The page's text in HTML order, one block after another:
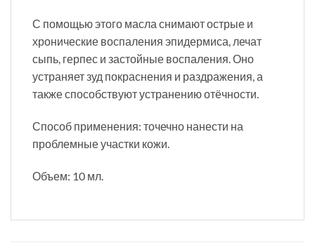
С помощью этого масла снимают острые и
хронические воспаления эпидермиса, лечат
сыпь, герпес и застойные воспаления. Оно
устраняет зуд покраснения и раздражения, а
также способствуют устранению отёчности.
Способ применения: точечно нанести на
проблемные участки кожи.
Объем: 10 мл.